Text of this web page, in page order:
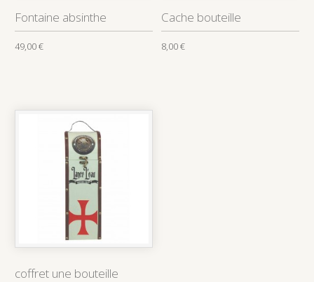
Fontaine absinthe
49,00 €
Cache bouteille
8,00 €
coffret une bouteille